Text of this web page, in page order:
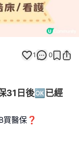
1 0
31日後🆗已經
買醫保❓